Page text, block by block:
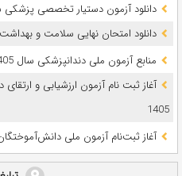
دانلود آزمون دستیار تخصصی پزشکی سال 1405 + کلید
دانلود امتحان نهایی سلامت و بهداشت پایه
ﻣﻨﺎﺑﻊ آزﻣﻮن ﻣﻠﯽ دندانپزشکی سال 1405 (دوره های 25 و 26)
آغاز ثبت نام آزمون‌ ارزشیابی و
1405
آغاز ثبت‌نام آزمون ملی دانش‌آموختگان